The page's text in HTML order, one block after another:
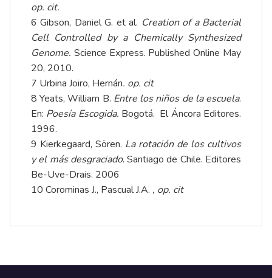
op. cit.
6 Gibson, Daniel G. et al. Creation of a Bacterial
Cell Controlled by a Chemically Synthesized
Genome. Science Express. Published Online May
20, 2010.
7 Urbina Joiro, Hernán. op. cit
8 Yeats, William B. Entre los niños de la escuela.
En: Poesía Escogida. Bogotá. El Áncora Editores.
1996.
9 Kierkegaard, Sören. La rotación de los cultivos
y el más desgraciado. Santiago de Chile. Editores
Be-Uve-Drais. 2006
10 Corominas J., Pascual J.A. , op. cit